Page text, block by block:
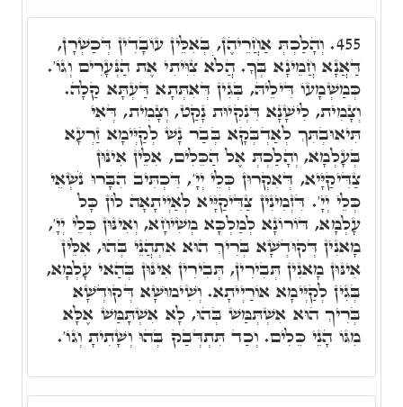
455. וְהָלַכְתְּ אַחֲרֵיהֶן, בְּאִלֵּין עוֹבָדִין דְּכַשְׁרָן,
דַּאֲנָא חֲמֵינָא בְּךָ. הֲלֹֹא צִוִּיתִי אֶת הַנְּעָרִים וְגוֹ'.
כְּמַשְׁמָעוֹ דִּילֵיהּ, בְּגִין דְּאִתְּתָא דַּעְתָּא קַלָה.
וְצָמִית, לִישָׁנָא דִּנְקִיוּת נָקַט, וְצָמִית, דְּאִי
תִּיאוּבְתִּךְ לְאַדְבְּקָא בְּבַר נָשׁ לְקַיְּימָא זַרְעָא
בְּעָלְמָא, וְהָלַכְתְּ אֶל הַכֵּלִים, אִלֵּין אִינּוּן
צַדִּיקַיָּיא, דְּאִקְרוּן כְּלֵי יְיָ', דִּכְתִּיב הִבָּרוּ נֹשְׂאֵי
כְּלֵי יְיָ'. דִּזְמִינִין צַדִּיקַיָּיא לְאַיְיתָאָה לוֹן כָּל
עָלְמָא, דּוֹרוֹנָא לְמַלְכָּא מְשִׁיחָא, וְאִינּוּן כְּלֵי יְיָ',
מָאנִין דְּקוּדְשָׁא בְּרִיךְ הוּא אִתְהֲנֵי בְּהוּ, אִלֵּין
אִינּוּן מָאנִין תְּבִירִין, תְּבִירִין אִינּוּן בְּהַאי עָלְמָא,
בְּגִין לְקַיְּימָא אוֹרַיְיתָא. וְשִׁימוּשָׁא דְּקוּדְשָׁא
בְּרִיךְ הוּא אִשְׁתְּמַּשׁ בְּהוּ, לָא אִשְׁתָּמַּשׁ אֶלָּא
מִגּוֹ הָנֵי כֵּלִים. וְכַד תִּתְדְּבַק בְּהוּ וְשָׁתִיתָ וְגוֹ'.